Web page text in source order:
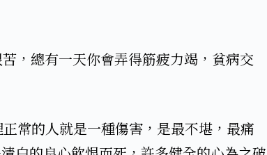
，總有一天你會弄得筋疲力竭，貧病交
常的人就是一種傷害，是最不堪，最痛